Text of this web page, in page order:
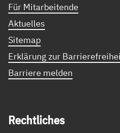
Für Mitarbeitende
Aktuelles
Sitemap
Erklärung zur
Barriere melden
Recht­li­ches